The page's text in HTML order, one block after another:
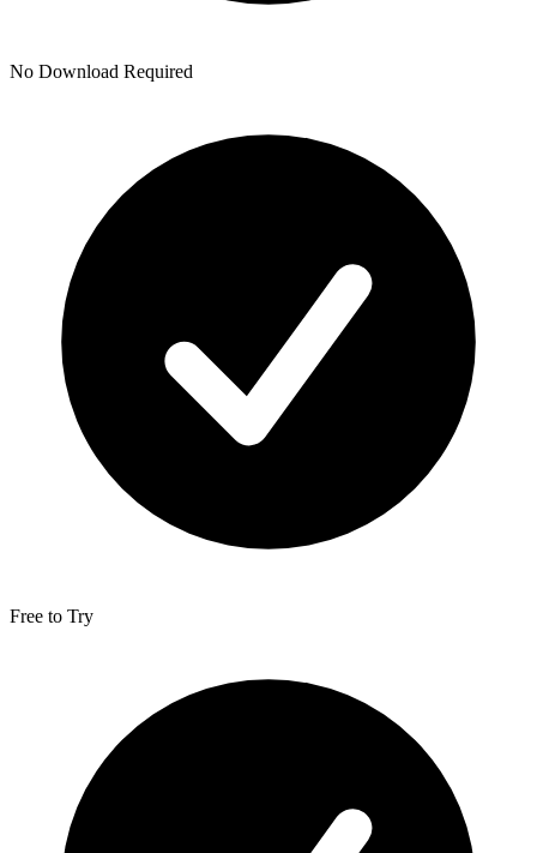
No Download Required
Free to Try